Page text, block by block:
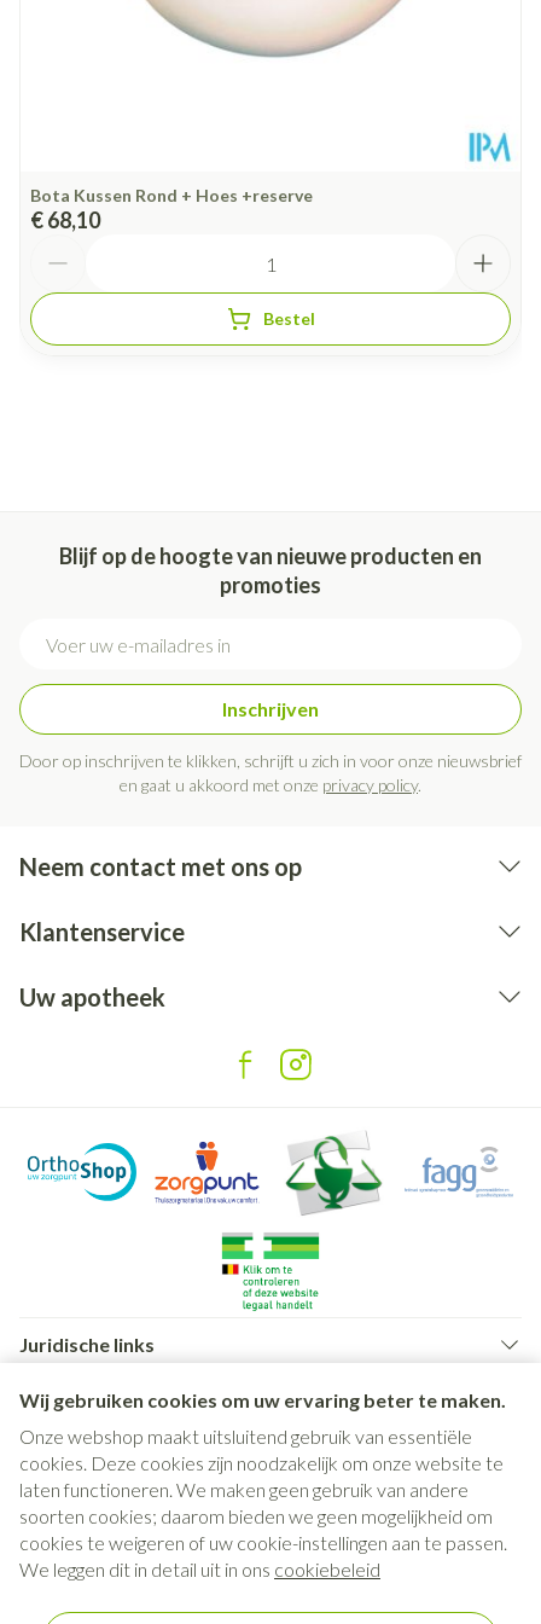
Wij gebruiken cookies om uw ervaring beter te maken.
Onze webshop maakt uitsluitend gebruik van essentiële
cookies. Deze cookies zijn noodzakelijk om onze website te
laten functioneren. We maken geen gebruik van andere
soorten cookies; daarom bieden we geen mogelijkheid om
cookies te weigeren of uw cookie-instellingen aan te passen.
We leggen dit in detail uit in ons cookiebeleid
Bota Kussen Rond + Hoes +reserve
€ 68,10
Bestel
Blijf op de hoogte van nieuwe producten en
promoties
Inschrijven
Door op inschrijven te klikken, schrijft u zich in voor onze nieuwsbrief
en gaat u akkoord met onze privacy policy.
Neem contact met ons op
Klantenservice
Uw apotheek
Juridische links